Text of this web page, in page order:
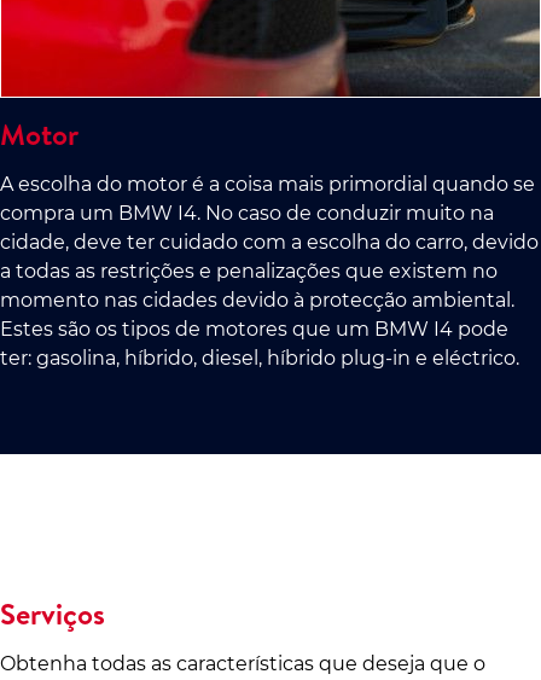
Motor
A escolha do motor é a coisa mais primordial quando se
compra um BMW I4. No caso de conduzir muito na
cidade, deve ter cuidado com a escolha do carro, devido
a todas as restrições e penalizações que existem no
momento nas cidades devido à protecção ambiental.
Estes são os tipos de motores que um BMW I4 pode
ter: gasolina, híbrido, diesel, híbrido plug-in e eléctrico.
Serviços
Obtenha todas as características que deseja que o